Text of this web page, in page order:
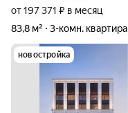
от 197 371 ₽ в месяц
83,8 м²
3-комн. квартира
новостройка